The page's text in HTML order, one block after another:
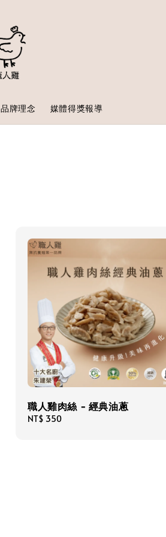
品牌理念 媒體得獎報導
職人雞肉絲 - 經典油蔥
Regular
NT$ 350